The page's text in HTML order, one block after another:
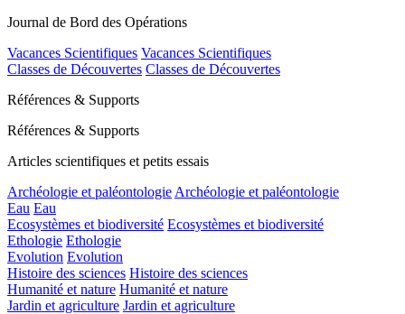
Journal de Bord des Opérations
Vacances Scientifiques Vacances Scientifiques
Classes de Découvertes Classes de Découvertes
Références & Supports
Références & Supports
Articles scientifiques et petits essais
Archéologie et paléontologie Archéologie et paléontologie
Eau Eau
Ecosystèmes et biodiversité Ecosystèmes et biodiversité
Ethologie Ethologie
Evolution Evolution
Histoire des sciences Histoire des sciences
Humanité et nature Humanité et nature
Jardin et agriculture Jardin et agriculture